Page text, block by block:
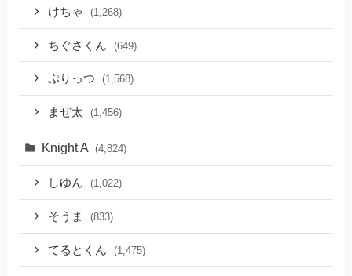
けちゃ (1,268)
ちぐさくん (649)
ぷりっつ (1,568)
まぜ太 (1,456)
Knight A (4,824)
しゆん (1,022)
そうま (833)
てるとくん (1,475)